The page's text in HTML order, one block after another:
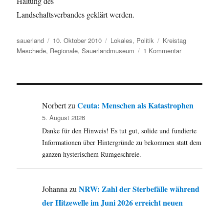
Landschaftsverbandes geklärt werden.
Autor
sauerland
Veröffentlicht
am
10. Oktober 2010 Kategorien
Lokales, Politik Schlagwörter
Kreistag
Meschede, Regionale,Sauerlandmuseum 1 Kommentarzu
im
Meschede
NorbertzuCeuta: Menschen als Katastrophen
5. August 2026
Danke für den Hinweis! Es tut gut, solide und fundierte
Informationen über Hintergründe zu bekommen statt dem
ganzen hysterischem Rumgeschreie.
JohannazuNRW: Zahl der Sterbefälle während
der Hitzewelle im Juni 2026 erreicht neuen